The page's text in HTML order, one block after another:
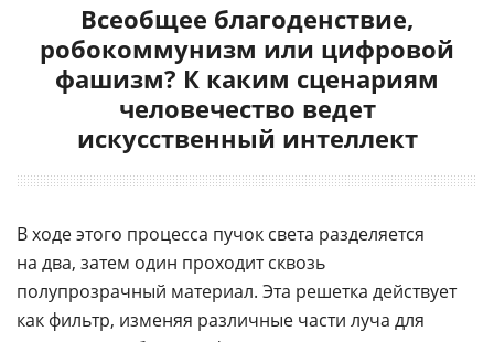
Всеобщее благоденствие,
робокоммунизм или цифровой
фашизм? К каким сценариям
человечество ведет
искусственный интеллект
В ходе этого процесса пучок света разделяется
на два, затем один проходит сквозь
полупрозрачный материал. Эта решетка действует
как фильтр, изменяя различные части луча для